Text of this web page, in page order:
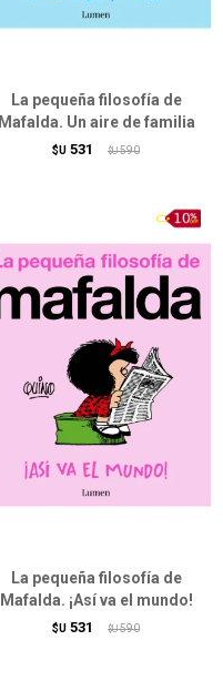
La pequeña filosofía de
Mafalda. Un aire de familia
$U 531 $U 590
La pequeña filosofía de
Mafalda. ¡Así va el mundo!
$U 531 $U 590